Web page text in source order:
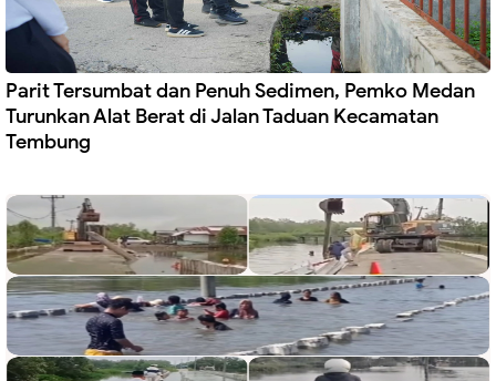
Parit Tersumbat dan Penuh Sedimen, Pemko Medan
Turunkan Alat Berat di Jalan Taduan Kecamatan
Tembung